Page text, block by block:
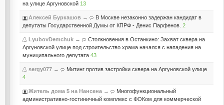
на улице Аргуновской 13
Алексей Буркашов →
В Москве незаконно задержан кандидат в
депутаты Государственной Думы от КПРФ - Денис Парфенов. 2
LyubovDemchuk→
Столкновения в Останкино: Захват сквера на
Аргуновской улице под строительство храма начался с нападения на
муниципального депутата 43
sergy077→
Митинг против застройки сквера на Аргуновской улице
4
Житель дома 5 на Нансена→
Многофункциональный
административно-гостиничный комплекс с ФОКом для коммерческой